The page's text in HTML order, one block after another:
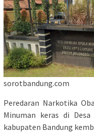
sorotbandung.com
Peredaran Narkotika
Minuman keras di
kabupaten Bandung